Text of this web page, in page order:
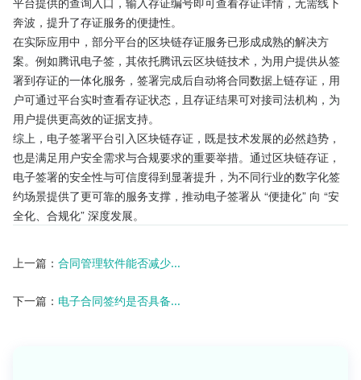
奔波，提升了存证服务的便捷性。​
在实际应用中，部分平台的区块链存证服务已形成成熟的解决方
案。例如腾讯电子签，其依托腾讯云区块链技术，为用户提供从签
署到存证的一体化服务，签署完成后自动将合同数据上链存证，用
户可通过平台实时查看存证状态，且存证结果可对接司法机构，为
用户提供更高效的证据支持。​
综上，电子签署平台引入区块链存证，既是技术发展的必然趋势，
也是满足用户安全需求与合规要求的重要举措。通过区块链存证，
电子签署的安全性与可信度得到显著提升，为不同行业的数字化签
约场景提供了更可靠的服务支撑，推动电子签署从 “便捷化” 向 “安
全化、合规化” 深度发展。
上一篇： 合同管理软件能否减少...
下一篇： 电子合同签约是否具备...